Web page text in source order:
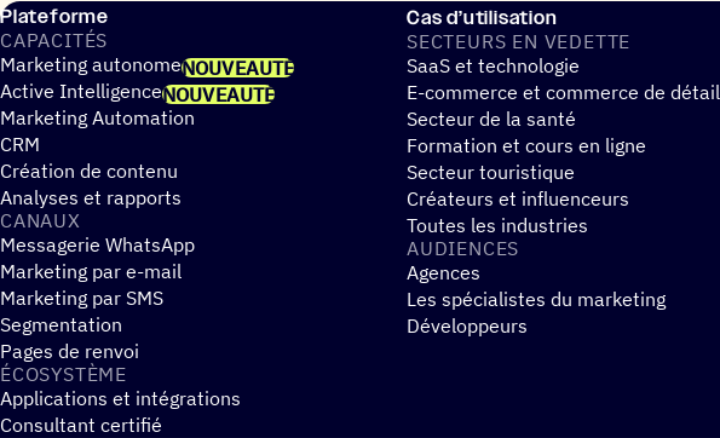
Plateforme
CAPA­CI­TÉS
Marketing autonomeNOUVEAUTÉ
Active IntelligenceNOUVEAUTÉ
Marketing Automation
CRM
Création de contenu
Analyses et rapports
CANAUX
Messagerie WhatsApp
Marketing par e-mail
Marketing par SMS
Segmentation
Pages de renvoi
ÉCOSYS­TÈME
Applications et intégrations
Consultant certifié
Cas d’utilisation
SECTEURS EN VEDETTE
SaaS et technologie
E-commerce et commerce de détail
Secteur de la santé
Formation et cours en ligne
Secteur touristique
Créateurs et influenceurs
Toutes les industries
AUDIENCES
Agences
Les spécialistes du marketing
Développeurs